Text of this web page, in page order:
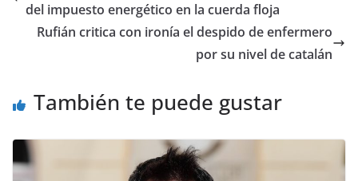
del impuesto energético en la cuerda floja
Rufián critica con ironía el despido de enfermero
por su nivel de catalán
También te puede gustar